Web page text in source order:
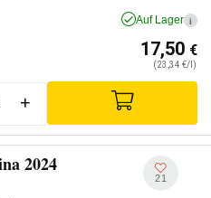
Auf Lager i
17,50 €
(23,34 €/l)
+
2024
21